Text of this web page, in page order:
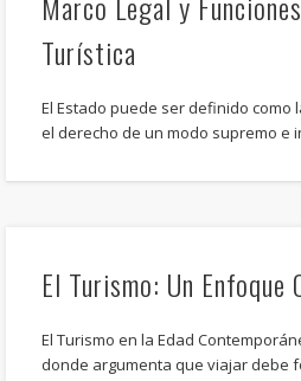
Turística
El Estado puede ser definido
el derecho de un modo supremo e
El Turismo: Un Enfoque
El Turismo en la Edad
donde argumenta que viajar debe